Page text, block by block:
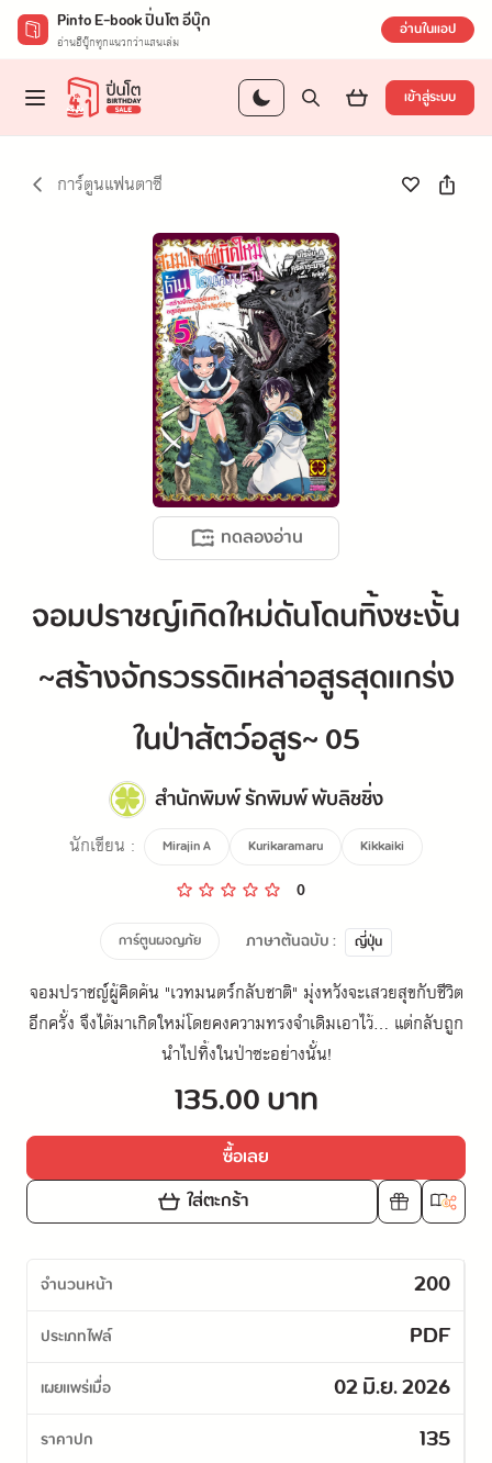
Pinto E-book ปิ่นโต อีบุ๊ก
อ่านอีบุ๊กทุกแนวกว่าแสนเล่ม อ่านในแอป
เข้าสู่ระบบ
การ์ตูนแฟนตาซี
ทดลองอ่าน
จอมปราชญ์เกิดใหม่ดันโดนทิ้งซะงั้น
~สร้างจักรวรรดิเหล่าอสูรสุดแกร่ง
ในป่าสัตว์อสูร~ 05
สำนักพิมพ์ รักพิมพ์ พับลิชชิ่ง
นักเขียน : Mirajin A Kurikaramaru Kikkaiki
0
การ์ตูนผจญภัย ภาษาต้นฉบับ : ญี่ปุ่น
จอมปราชญ์ผู้คิดค้น "เวทมนตร์กลับชาติ" มุ่งหวังจะเสวยสุขกับชีวิต
อีกครั้ง จึงได้มาเกิดใหม่โดยคงความทรงจำเดิมเอาไว้... แต่กลับถูก
นำไปทิ้งในป่าซะอย่างนั้น!
135.00 บาท
ซื้อเลย
ใส่ตะกร้า
จำนวนหน้า 200
ประเภทไฟล์ PDF
เผยแพร่เมื่อ 02 มิ.ย. 2026
ราคาปก 135